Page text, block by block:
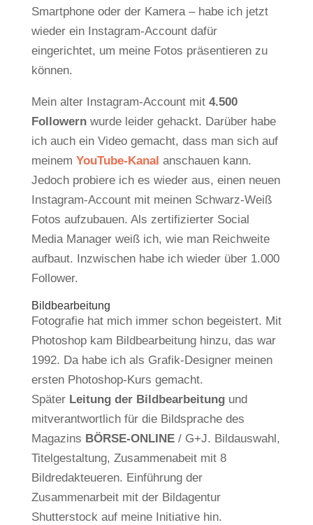
Smartphone oder der Kamera – habe ich jetzt
wieder ein Instagram-Account dafür
eingerichtet, um meine Fotos präsentieren zu
können.
Mein alter Instagram-Account mit 4.500
Followernwurde leider gehackt. Darüber habe
ich auch ein Video gemacht, dass man sich auf
meinem YouTube-Kanal anschauen kann.
Jedoch probiere ich es wieder aus, einen neuen
Instagram-Account mit meinen Schwarz-Weiß
Fotos aufzubauen. Als zertifizierter Social
Media Manager weiß ich, wie man Reichweite
aufbaut. Inzwischen habe ich wieder über 1.000
Follower.
Bildbearbeitung
Fotografie hat mich immer schon begeistert. Mit
Photoshop kam Bildbearbeitung hinzu, das war
1992. Da habe ich als Grafik-Designer meinen
ersten Photoshop-Kurs gemacht.
Später Leitung der Bildbearbeitungund
mitverantwortlich für die Bildsprache des
Magazins BÖRSE-ONLINE/ G+J. Bildauswahl,
Titelgestaltung, Zusammenabeit mit 8
Bildredakteueren. Einführung der
Zusammenarbeit mit der Bildagentur
Shutterstock auf meine Initiative hin.